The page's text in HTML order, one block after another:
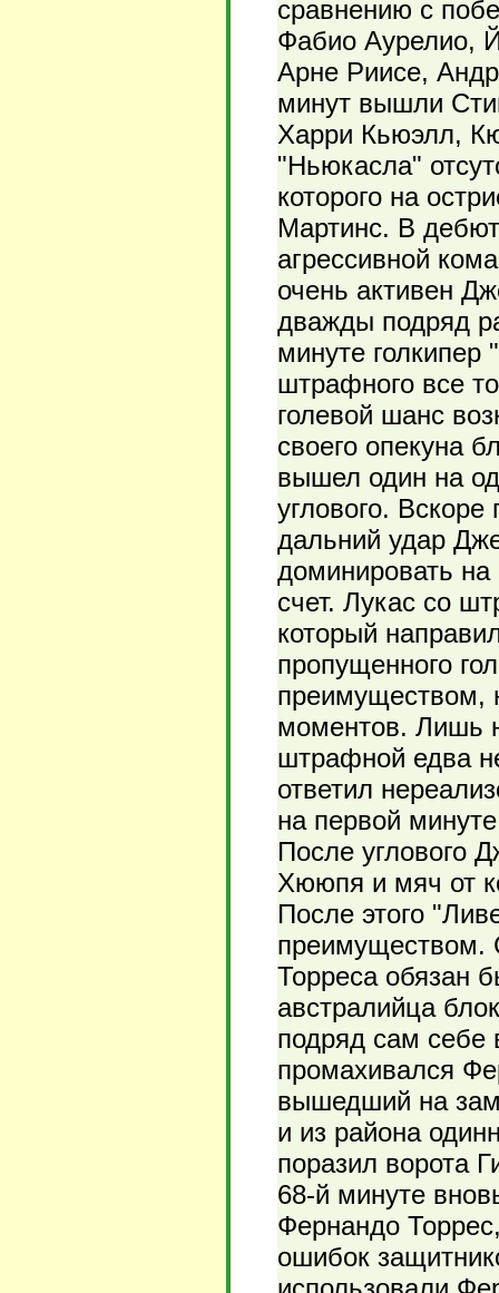
сравнению с
Фабио Аурелио,
Арне Риисе,
минут вышли
Харри Кьюэлл,
"Ньюкасла"
которого на
Мартинс. В
агрессивной
очень активен
дважды подряд
минуте
штрафного все
голевой шанс
своего опекуна
вышел один на
углового. Вскоре
дальний удар
доминировать
счет. Лукас со
который
пропущенного
преимуществом,
моментов. Лишь
штрафной едва
ответил
на первой
После углового
Хююпя и мяч от
После этого
преимуществом.
Торреса обязан
австралийца
подряд сам себе
промахивался
вышедший на
и из района
поразил ворота
68-й минуте
Фернандо
ошибок